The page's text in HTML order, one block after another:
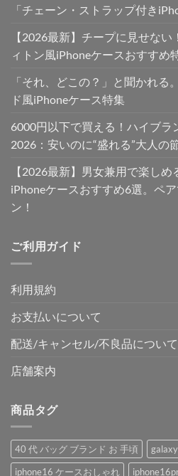
「チェーン・ストラップ付き
【2026最新】チープに見せな
ィトン風iPhoneケースおすすめ
「それ、どこの？」と聞かれる
ド風iPhoneケース特集
6000円以下で買える！ハイブラ
2026：安いのに“盛れる”大人の
【2026最新】男女兼用で楽し
iPhoneケースおすすめ6選。ペ
ン！
ご利用ガイド
利用規約
お支払いについて
配送/キャンセル/不良品について
店舗案内
商品タグ
40 代 バッグ ブランド お 手頃
iphone16 ケースおしゃれ